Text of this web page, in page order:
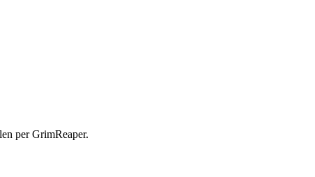
per GrimReaper.